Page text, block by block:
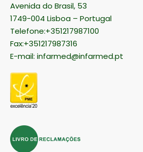
Avenida do Brasil, 53
1749-004 Lisboa – Portugal
Telefone:+351217987100
Fax:+351217987316
E-mail: infarmed@infarmed.pt